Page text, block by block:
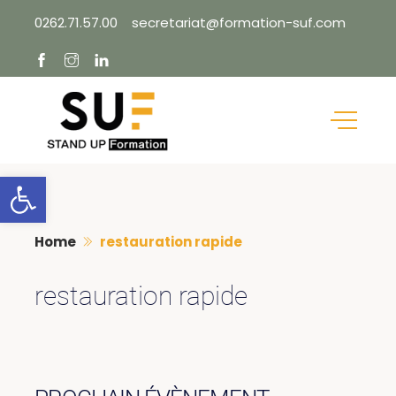
content
0262.71.57.00 secretariat@formation-suf.com
Home restauration rapide
restauration rapide
Ouvrir la barre d’outils